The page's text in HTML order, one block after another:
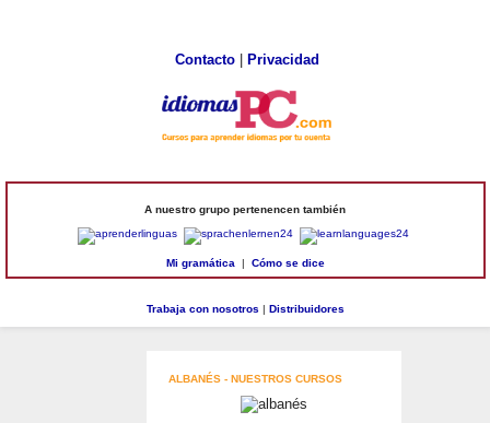
Contacto| Privacidad
A nuestro grupo pertenencen también
Mi gramática | Cómo se dice
Trabaja con nosotros | Distribuidores
ALBANÉS - NUESTROS CURSOS